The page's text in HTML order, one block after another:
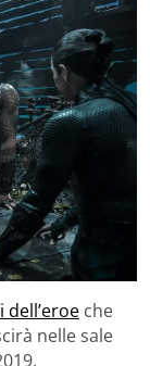
dell’eroe che
nelle sale